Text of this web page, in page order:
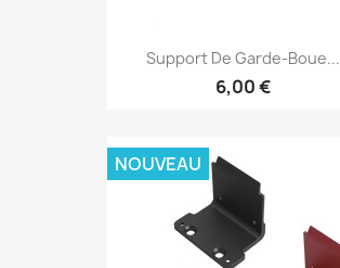
Support De Garde-Boue...
6,00 €
NOUVEAU